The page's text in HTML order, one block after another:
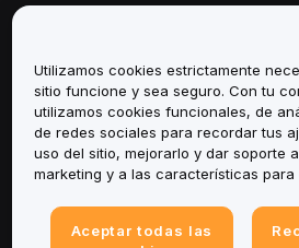
Servicios
Soporte
Productos
Legal
Utilizamos cookies estrictamente
sitio funcione y sea seguro. Con tu
utilizamos cookies funcionales, de
de redes sociales para recordar tus
uso del sitio, mejorarlo y dar soporte
marketing y a las características para
Aceptar todas las